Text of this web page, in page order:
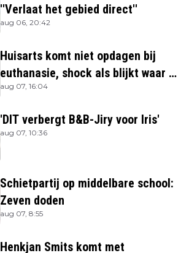
''Verlaat het gebied direct''
aug 06, 20:42
Huisarts komt niet opdagen bij
euthanasie, shock als blijkt waar ze
is
aug 07, 16:04
'DIT verbergt B&B-Jiry voor Iris'
aug 07, 10:36
Schietpartij op middelbare school:
Zeven doden
aug 07, 8:55
Henkjan Smits komt met